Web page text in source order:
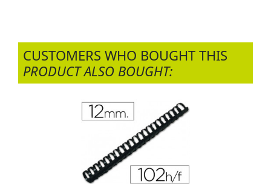
CUSTOMERS WHO BOUGHT THIS
PRODUCT ALSO BOUGHT: